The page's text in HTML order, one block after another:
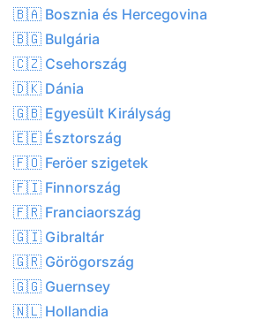
Aug 14
Napos
🇧🇦 Bosznia és Hercegovina
🇧🇬 Bulgária
🇨🇿 Csehország
🇩🇰 Dánia
🇬🇧 Egyesült Királyság
🇪🇪 Észtország
🇫🇴 Feröer szigetek
🇫🇮 Finnország
🇫🇷 Franciaország
🇬🇮 Gibraltár
🇬🇷 Görögország
🇬🇬 Guernsey
🇳🇱 Hollandia